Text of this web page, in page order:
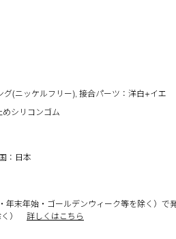
(ニッケルフリー), 接合パーツ：洋白+イエ
めシリコンゴム
：日本
末年始・ゴールデンウィーク等を除く）で発
）
詳しくはこちら